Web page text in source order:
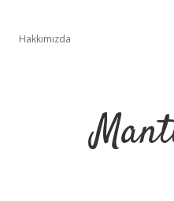
Hakkımızda